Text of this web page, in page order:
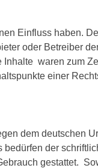
Einfluss haben.
oder Betreiber
waren zum
einer
dem deutschen
der
gestattet.